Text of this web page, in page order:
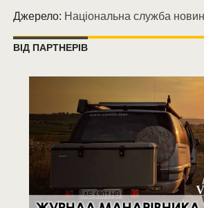
Джерело: Національна служба новин
ВІД ПАРТНЕРІВ